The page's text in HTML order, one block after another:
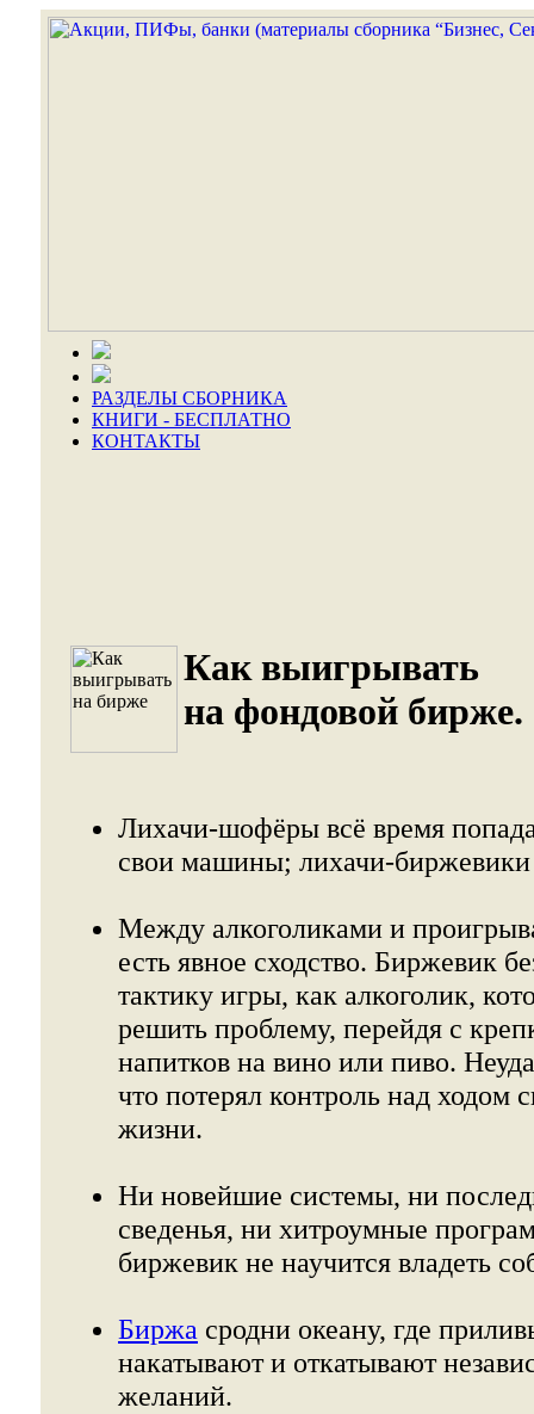
РАЗДЕЛЫ СБОРНИКА
КНИГИ - БЕСПЛАТНО
КОНТАКТЫ
Как выигрывать
на фондовой бирже.
Лихачи-шофёры всё время
свои машины; лихачи-биржевики
Между алкоголиками и
есть явное сходство. Биржевик
тактику игры, как алкоголик,
решить проблему, перейдя с
напитков на вино или пиво.
что потерял контроль над ходом
жизни.
Ни новейшие системы, ни
сведенья, ни хитроумные
биржевик не научится владеть
Биржа сродни океану, где
накатывают и откатывают
желаний.